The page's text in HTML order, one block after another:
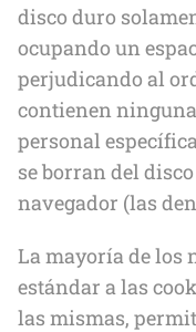
disco duro
ocupando un
perjudicando al
contienen
personal
se borran del
navegador (las
La mayoría de los
estándar a las
las mismas,